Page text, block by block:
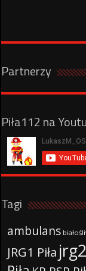
Partnerzy
Piła112 na
Tagi
ambulans
JRG1 Piła jrg2